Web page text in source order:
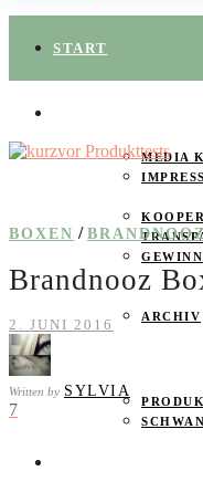
START
MEDIA
ARCHIV
BOXEN /
Brandnooz
2. JUNI 2016
Written by SYLVIA
7